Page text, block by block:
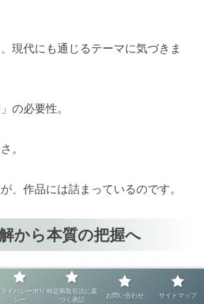
現代にも通じるテーマに気づきま
の必要性。
。
、作品には詰まっているのです。
から本質の把握へ
追うことで精一杯かもしれません。
ライバシーポリ
シー
特定商取引法に基
づく表記
お問い合わせ サイトマップ